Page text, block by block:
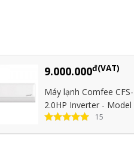
9.000.000đ(VAT)
Máy lạnh Comfee
2.0HP Inverter - Model
15